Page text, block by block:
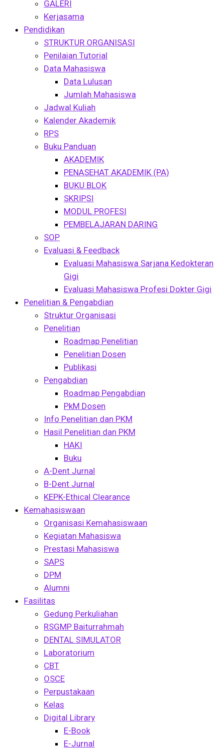
GALERI
Kerjasama
Pendidikan
STRUKTUR ORGANISASI
Penilaian Tutorial
Data Mahasiswa
Data Lulusan
Jumlah Mahasiswa
Jadwal Kuliah
Kalender Akademik
RPS
Buku Panduan
AKADEMIK
PENASEHAT AKADEMIK (PA)
BUKU BLOK
SKRIPSI
MODUL PROFESI
PEMBELAJARAN DARING
SOP
Evaluasi & Feedback
Evaluasi Mahasiswa Sarjana Kedokteran
Gigi
Evaluasi Mahasiswa Profesi Dokter Gigi
Penelitian & Pengabdian
Struktur Organisasi
Penelitian
Roadmap Penelitian
Penelitian Dosen
Publikasi
Pengabdian
Roadmap Pengabdian
PkM Dosen
Info Penelitian dan PKM
Hasil Penelitian dan PKM
HAKI
Buku
A-Dent Jurnal
B-Dent Jurnal
KEPK-Ethical Clearance
Kemahasiswaan
Organisasi Kemahasiswaan
Kegiatan Mahasiswa
Prestasi Mahasiswa
SAPS
DPM
Alumni
Fasilitas
Gedung Perkuliahan
RSGMP Baiturrahmah
DENTAL SIMULATOR
Laboratorium
CBT
OSCE
Perpustakaan
Kelas
Digital Library
E-Book
E-Jurnal